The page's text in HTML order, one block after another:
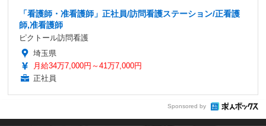
「看護師・准看護師」正社員/訪問看護ステーション/正看護
師,准看護師
ピクトール訪問看護
埼玉県
月給34万7,000円～41万7,000円
正社員
Sponsored by